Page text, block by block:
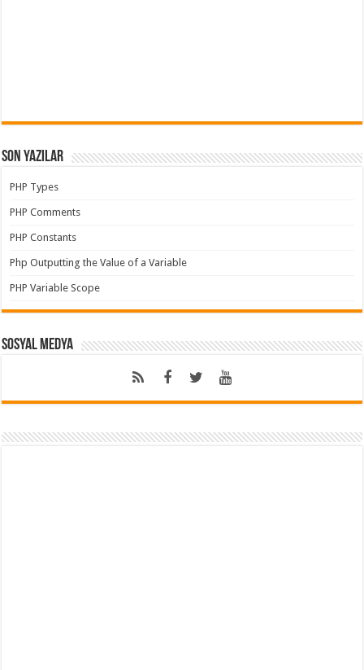
Son Yazılar
PHP Types
PHP Comments
PHP Constants
Php Outputting the Value of a Variable
PHP Variable Scope
Sosyal Medya